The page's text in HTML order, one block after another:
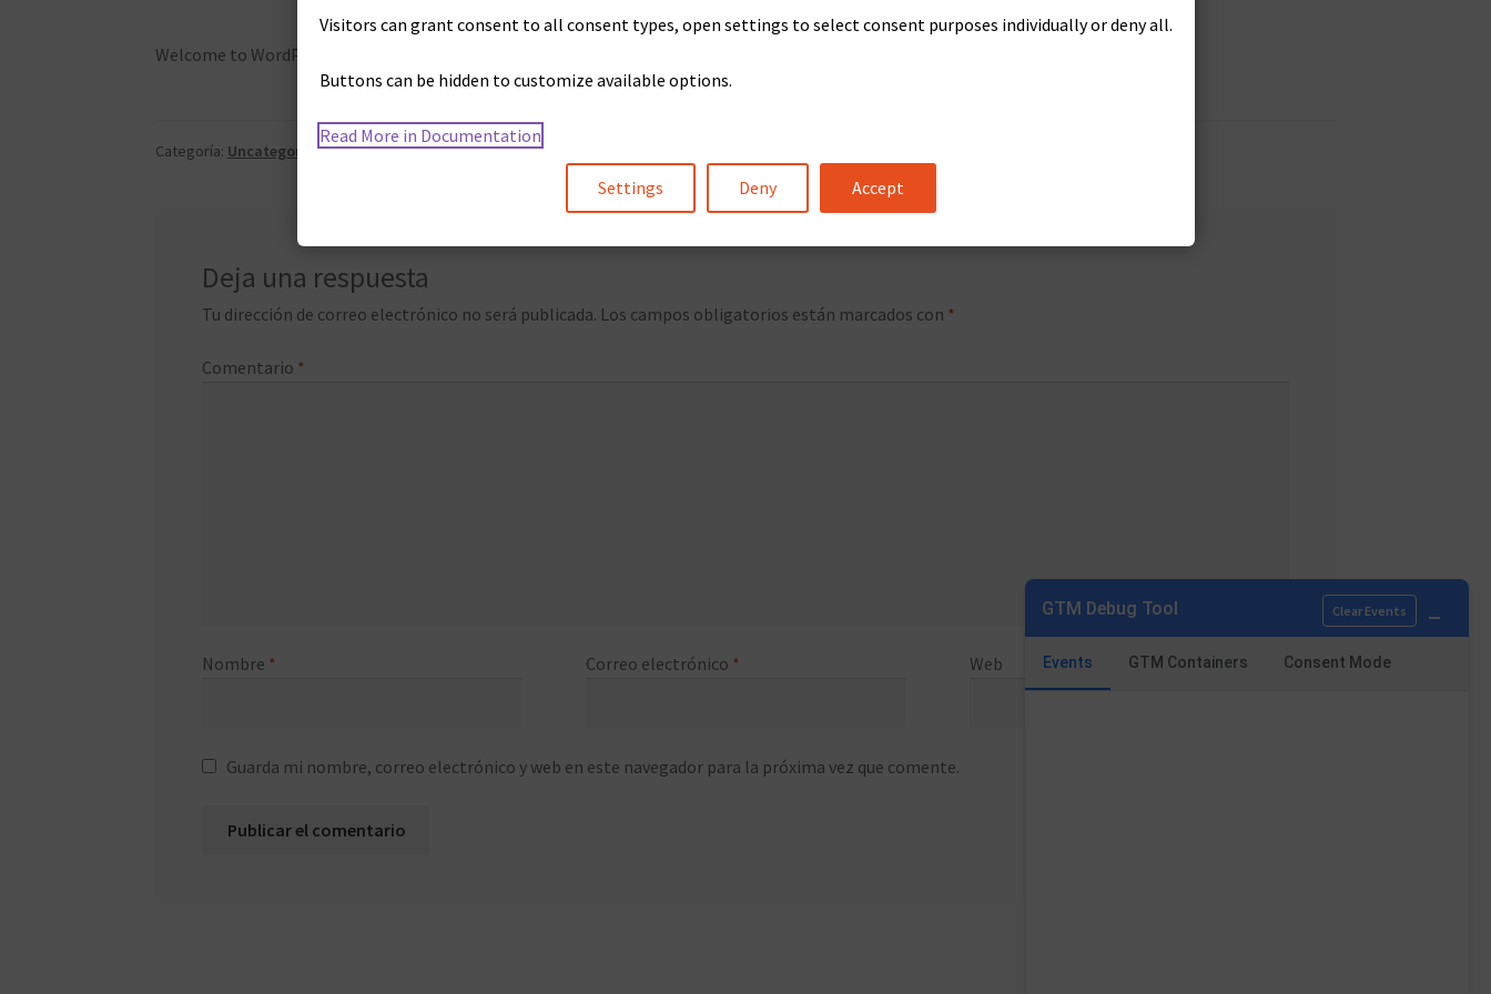
Welcome to WordPress. This is your first post. Edit or delete it, then start writing!
Categoría: Uncategorized
Deja una respuesta
Tu dirección de correo electrónico no será publicada. Los campos obligatorios están marcados con *
Comentario *
Nombre * Correo electrónico * Web
Guarda mi nombre, correo electrónico y web en este navegador para la próxima vez que comente.
GTM Debug Tool Clear Events
Events GTM Containers Consent Mode
Visitors can grant consent to all consent types, open settings to select consent purposes individually or deny all.
Buttons can be hidden to customize available options.
Read More in Documentation
Settings Deny Accept